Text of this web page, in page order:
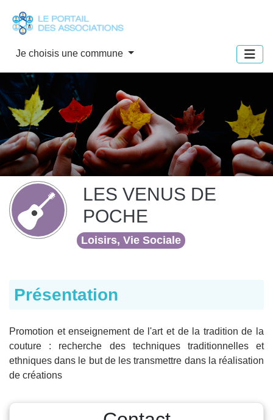
Je choisis une commune
LES VENUS DE
POCHE
Loisirs, Vie Sociale
Présentation
Promotion et enseignement de l'art et de la tradition de la
couture : recherche des techniques traditionnelles et
ethniques dans le but de les transmettre dans la réalisation
de créations